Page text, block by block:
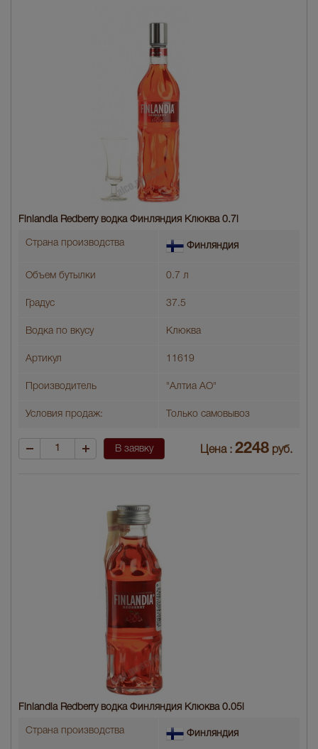
Finlandia Redberry водка Финляндия Клюква 0.7l
Страна производства Финляндия
Объем бутылки 0.7 л
Градус 37.5
Водка по вкусу Клюква
Артикул 11619
Производитель "Алтиа АО"
Условия продаж: Только самовывоз
В заявку Цена : 2248 руб.
Finlandia Redberry водка Финляндия Клюква 0.05l
Страна производства Финляндия